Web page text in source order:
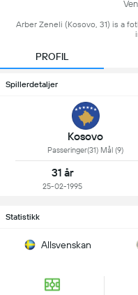
Arber Zeneli (Kosovo, 31) is a
PROFIL
Spillerdetaljer
Kosovo
Passeringer(31) Mål (9)
31 år
25-02-1995
Statistikk
Allsvenskan